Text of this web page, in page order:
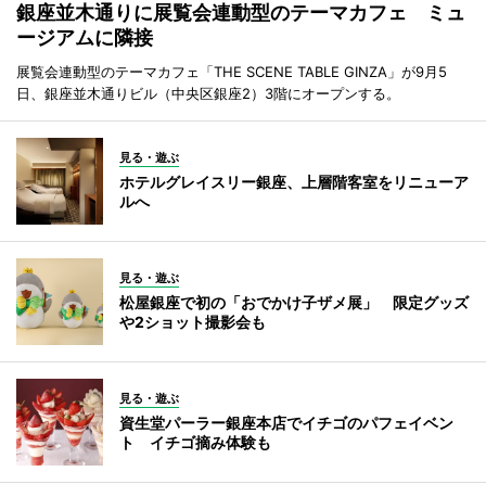
銀座並木通りに展覧会連動型のテーマカフェ ミュ
ージアムに隣接
展覧会連動型のテーマカフェ「THE SCENE TABLE GINZA」が9月5
日、銀座並木通りビル（中央区銀座2）3階にオープンする。
見る・遊ぶ
ホテルグレイスリー銀座、上層階客室をリニューア
ルへ
見る・遊ぶ
松屋銀座で初の「おでかけ子ザメ展」 限定グッズ
や2ショット撮影会も
見る・遊ぶ
資生堂パーラー銀座本店でイチゴのパフェイベン
ト イチゴ摘み体験も